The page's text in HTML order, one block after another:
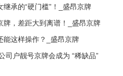
承的“硬门槛”！_盛昂京牌
牌，差距大到离谱！_盛昂京牌
能这样操作？_盛昂京牌
司户靓号京牌会成为 “稀缺品”